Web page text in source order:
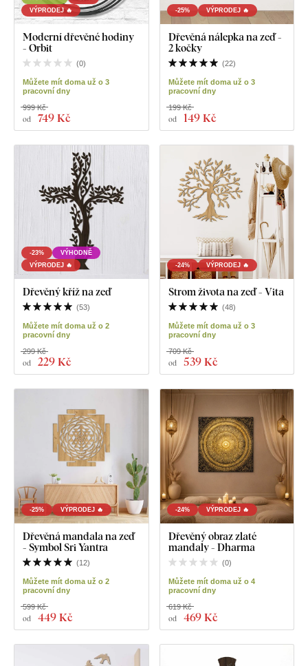
VÝPRODEJ 🔥
Moderní dřevěné hodiny
- Orbit
(0)
Můžete mít doma už o 3
pracovní dny
od 749 Kč
999 Kč
-25% VÝPRODEJ 🔥
Dřevěná nálepka na zeď -
2 kočky
(22)
Můžete mít doma už o 3
pracovní dny
od 149 Kč
199 Kč
-23%
VÝHODNĚ
VÝPRODEJ 🔥
Dřevěný kříž na zeď
(53)
Můžete mít doma už o 2
pracovní dny
od 229 Kč
299 Kč
-24% VÝPRODEJ 🔥
Strom života na zeď - Vita
(48)
Můžete mít doma už o 3
pracovní dny
od 539 Kč
709 Kč
-25% VÝPRODEJ 🔥
Dřevěná mandala na zeď
- Symbol Sri Yantra
(12)
Můžete mít doma už o 2
pracovní dny
od 449 Kč
599 Kč
-24% VÝPRODEJ 🔥
Dřevěný obraz zlaté
mandaly - Dharma
(0)
Můžete mít doma už o 4
pracovní dny
od 469 Kč
619 Kč